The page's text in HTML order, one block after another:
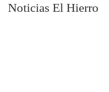
Noticias El Hierro